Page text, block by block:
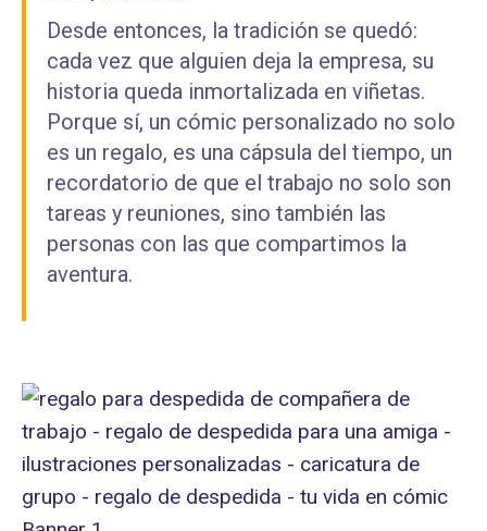
Desde entonces, la tradición se quedó:
cada vez que alguien deja la empresa, su
historia queda inmortalizada en viñetas.
Porque sí, un cómic personalizado no solo
es un regalo, es una cápsula del tiempo, un
recordatorio de que el trabajo no solo son
tareas y reuniones, sino también las
personas con las que compartimos la
aventura.